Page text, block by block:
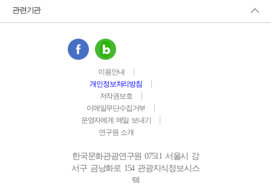
관련기관
이용안내
개인정보처리방침
저작권보호
이메일무단수집거부
운영자에게 메일 보내기
연구원 소개
한국문화관광연구원 07511 서울시 강
서구 금낭화로 154 관광지식정보시스
템